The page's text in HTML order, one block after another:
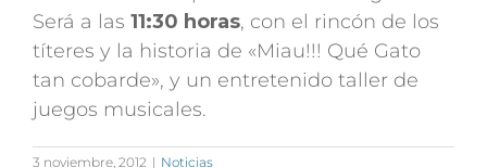
Será a las 11:30 horas, con el rincón de los
títeres y la historia de «Miau!!! Qué Gato
tan cobarde», y un entretenido taller de
juegos musicales.
3 noviembre, 2012 | Noticias